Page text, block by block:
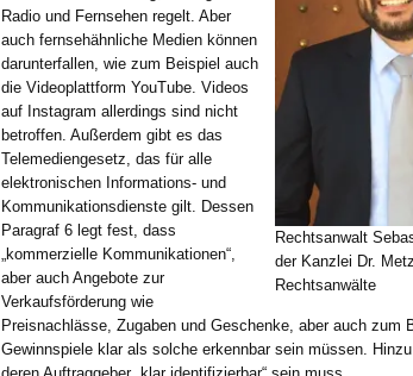
Rechtsanwalt
der Kanzlei Dr.
Rechtsanwälte
Radio und Fernsehen regelt. Aber
auch fernsehähnliche Medien können
darunterfallen, wie zum Beispiel auch
die Videoplattform YouTube. Videos
auf Instagram allerdings sind nicht
betroffen. Außerdem gibt es das
Telemediengesetz, das für alle
elektronischen Informations- und
Kommunikationsdienste gilt. Dessen
Paragraf 6 legt fest, dass
„kommerzielle Kommunikationen“,
aber auch Angebote zur
Verkaufsförderung wie
Preisnachlässe, Zugaben und Geschenke, aber auch zum
Gewinnspiele klar als solche erkennbar sein müssen.